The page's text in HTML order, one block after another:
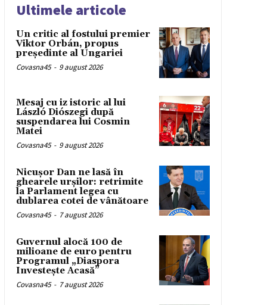
Ultimele articole
Un critic al fostului premier
Viktor Orbán, propus
președinte al Ungariei
Covasna45 - 9 august 2026
Mesaj cu iz istoric al lui
László Diószegi după
suspendarea lui Cosmin
Matei
Covasna45 - 9 august 2026
Nicușor Dan ne lasă în
ghearele urșilor: retrimite
la Parlament legea cu
dublarea cotei de vânătoare
Covasna45 - 7 august 2026
Guvernul alocă 100 de
milioane de euro pentru
Programul „Diaspora
Investește Acasă”
Covasna45 - 7 august 2026